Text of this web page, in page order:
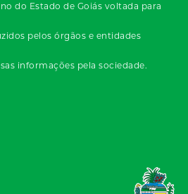
do Estado de Goiás voltada para
pelos órgãos e entidades
informações pela sociedade.